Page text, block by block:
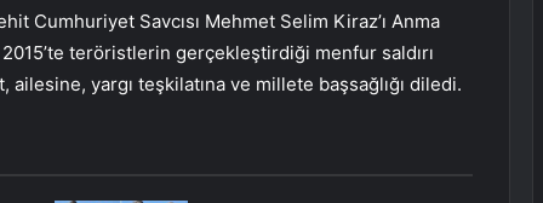
Cumhuriyet Savcısı Mehmet Selim Kiraz’ı Anma
teröristlerin gerçekleştirdiği menfur saldırı
ailesine, yargı teşkilatına ve millete başsağlığı diledi.